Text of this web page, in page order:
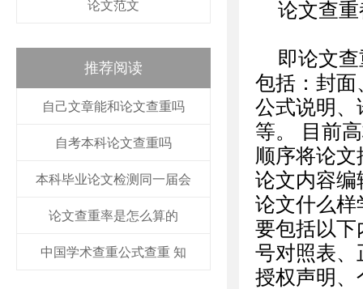
论文范文
推荐阅读
自己文章能和论文查重吗
自考本科论文查重吗
本科毕业论文检测同一届会
论文查重率是怎么算的
中国学术查重公式查重 知
论文查
即论文
包括：封面
公式说明、
等。 目前
顺序将论
论文内容编
论文什么样
要包括以下
号对照表、
授权声明、